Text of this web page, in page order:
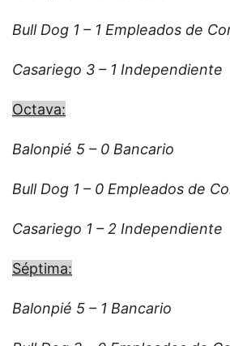
Bull Dog 1 – 1 Empleados de
Casariego 3 – 1 Independiente
Octava:
Balonpié 5 – 0 Bancario
Bull Dog 1 – 0 Empleados de
Casariego 1 – 2 Independiente
Séptima:
Balonpié 5 – 1 Bancario